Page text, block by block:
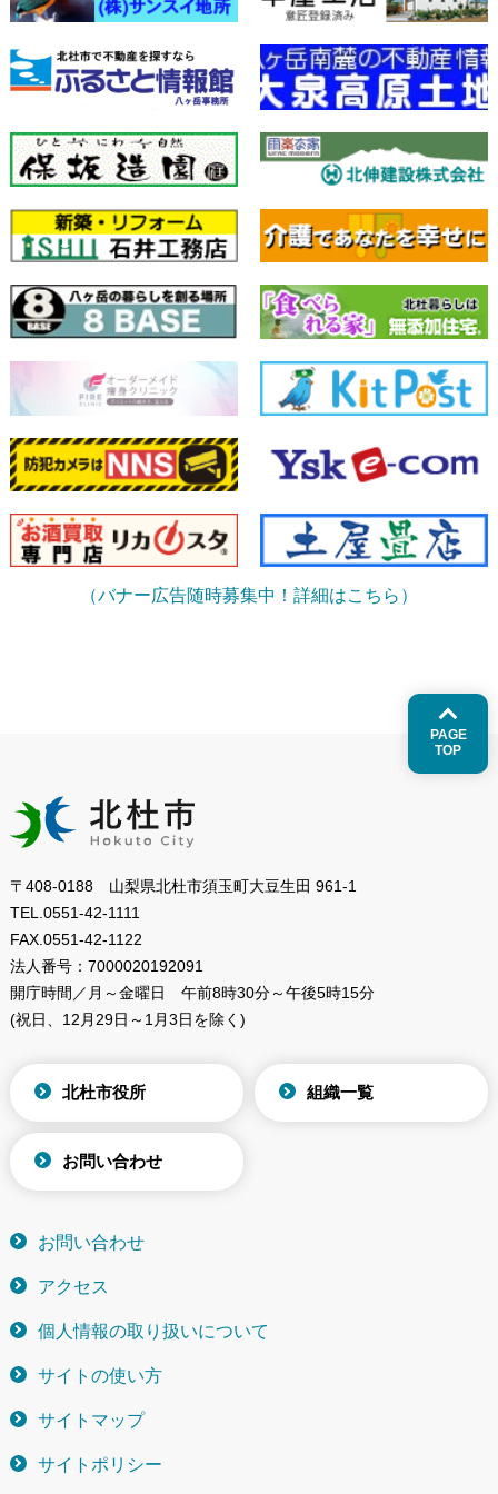
（バナー広告随時募集中！詳細はこちら）
PAGE
TOP
〒408-0188 山梨県北杜市須玉町大豆生田 961-1
TEL. 0551-42-1111
FAX. 0551-42-1122
法人番号： 7000020192091
開庁時間／月～金曜日
午前8時30分～午後5時15分
(祝日、12月29日～1月3日を除く)
北杜市役所 組織一覧
お問い合わせ
お問い合わせ
アクセス
個人情報の取り扱いについて
サイトの使い方
サイトマップ
サイトポリシー